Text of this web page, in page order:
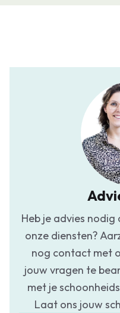
Heb je advies
onze diensten?
nog contact met
jouw vragen te
met je
Laat ons jouw